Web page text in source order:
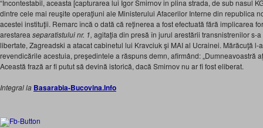
“Incontestabil, aceasta [capturarea lui Igor Smirnov in plina strada, de sub nasul
dintre cele mai reuşite operaţiuni ale Ministerului Afacerilor Interne din republica
acestei instituţii. Remarc încă o dată că reţinerea a fost efectuată fără implica­rea
arestarea separatistului nr. 1, agitaţia din presă în jurul arestării transnistrenilor s-
libertate, Zagreadski a atacat cabinetul lui Kravciuk şi MAI al Ucrainei. Mărăcuţă l-
revendicările acestuia, preşedin­tele a răspuns demn, afirmând: „Dumneavoastră
Această frază ar fi putut să devină istorică, dacă Smirnov nu ar fi fost eliberat.
Integral la Basarabia-Bucovina.Info